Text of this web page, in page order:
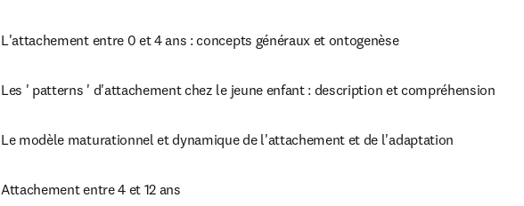
L'attachement entre 0 et 4 ans : concepts généraux et ontogenèse
Les ' patterns ' d'attachement chez le jeune enfant : description et compréhension
Le modèle maturationnel et dynamique de l'attachement et de l'adaptation
Attachement entre 4 et 12 ans